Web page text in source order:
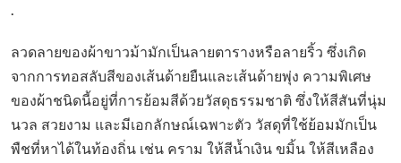
.
ลวดลายของผ้าขาวม้ามักเป็นลายตารางหรือลายริ้ว ซึ่งเกิด
จากการทอสลับสีของเส้นด้ายยืนและเส้นด้ายพุ่ง ความพิเศษ
ของผ้าชนิดนี้อยู่ที่การย้อมสีด้วยวัสดุธรรมชาติ ซึ่งให้สีสันที่นุ่ม
นวล สวยงาม และมีเอกลักษณ์เฉพาะตัว วัสดุที่ใช้ย้อมมักเป็น
พืชที่หาได้ในท้องถิ่น เช่น คราม ให้สีน้ำเงิน ขมิ้น ให้สีเหลือง